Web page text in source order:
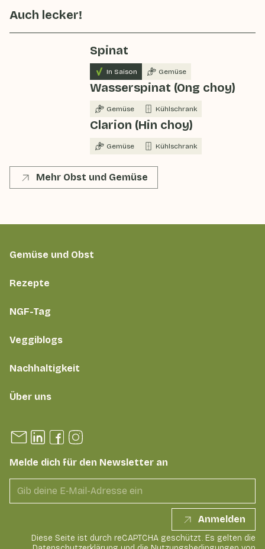
Auch lecker!
Spinat
In Saison Gemüse
Wasserspinat (Ong choy)
Gemüse Kühlschrank
Clarion (Hin choy)
Gemüse Kühlschrank
Mehr Obst und Gemüse
Gemüse und Obst
Rezepte
NGF-Tag
Veggiblogs
Nachhaltigkeit
Über uns
Melde dich für den Newsletter an
Anmelden
Diese Seite ist durch reCAPTCHA geschützt. Es gelten die